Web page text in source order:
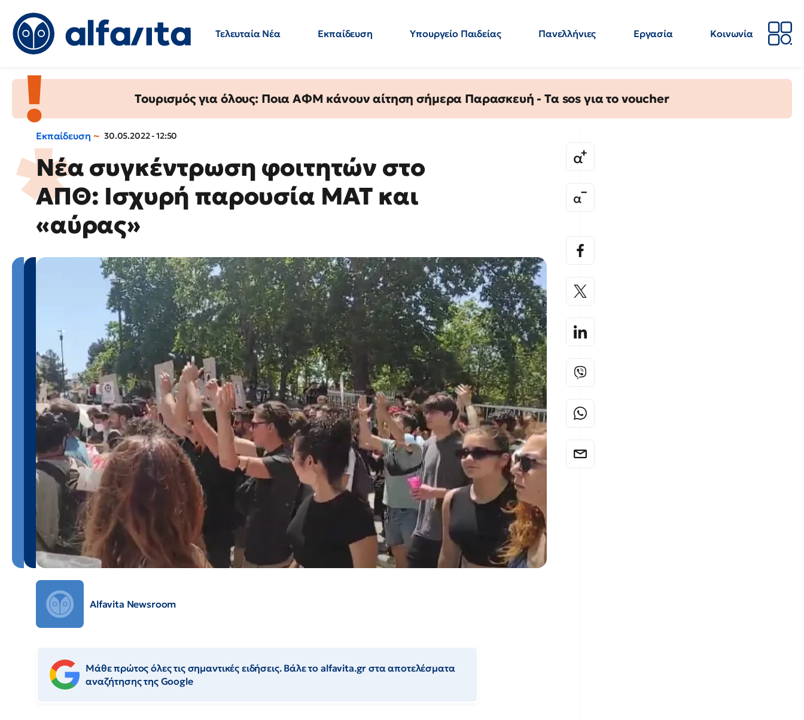
Τελευταία Νέα Εκπαίδευση Υπουργείο Παιδείας Πανελλήνιες Εργασία
Κοινωνία
Τουρισμός για όλους: Ποια ΑΦΜ κάνουν αίτηση σήμερα Παρασκευή - Τα sos για το voucher
Εκπαίδευση 30.05.2022 - 12:50
Νέα συγκέντρωση φοιτητών στο
ΑΠΘ: Ισχυρή παρουσία ΜΑΤ και
«αύρας»
Alfavita Newsroom
Μάθε πρώτος όλες τις σημαντικές ειδήσεις. Βάλε το alfavita.gr στα αποτελέσματα
αναζήτησης της Google